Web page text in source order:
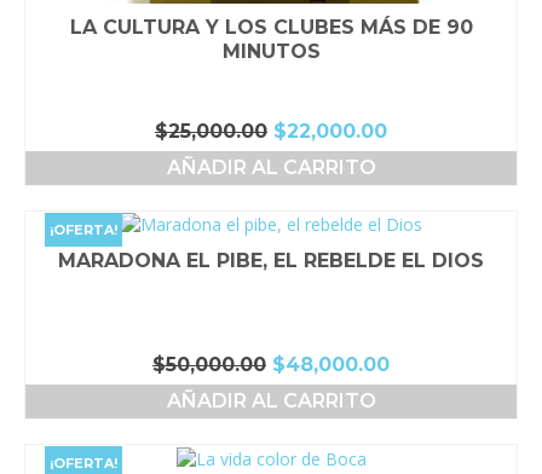
LA CULTURA Y LOS CLUBES MÁS DE 90
MINUTOS
$25,000.00 El
precio
original
$25,000.00.
$22,000.00El
precio
$22,000.00.
AÑADIR AL CARRITO
¡OFERTA!
MARADONA EL PIBE, EL REBELDE EL DIOS
$50,000.00 El
precio
original
$50,000.00.
$48,000.00El
precio
AÑADIR AL CARRITO
¡OFERTA!